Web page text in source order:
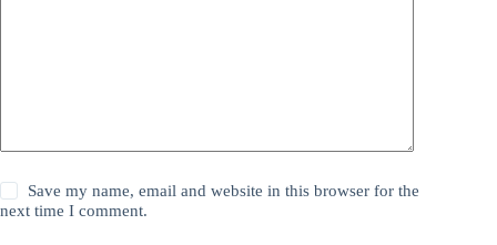
Save my name, email and website in this browser for the
next time I comment.